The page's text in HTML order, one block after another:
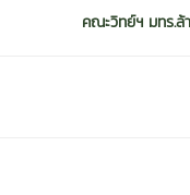
คณะวิทย์ฯ มทร.ล้